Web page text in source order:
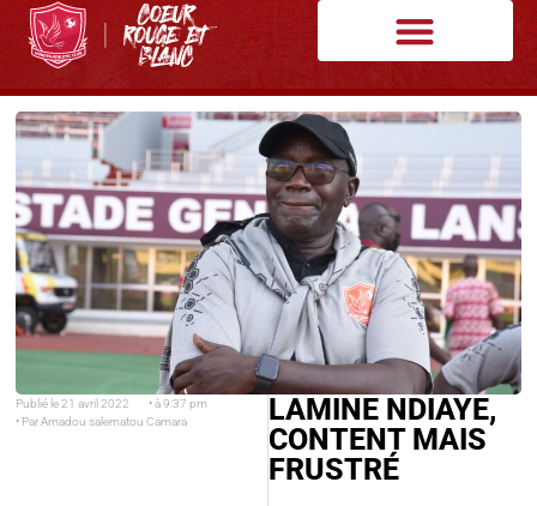
Publié le 21 avril 2022 • à 9:37 pm
• ParAmadou salematou Camara
LAMINE NDIAYE,
CONTENT MAIS
FRUSTRÉ